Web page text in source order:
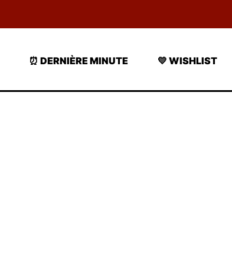
⏰ DERNIÈRE MINUTE 💛 WISHLIST